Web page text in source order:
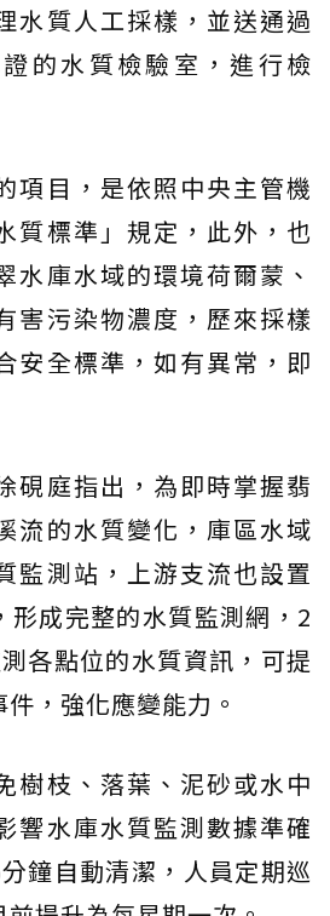
水質人工採樣，並送通過
的水質檢驗室，進行檢
項目，是依照中央主管機
質標準」規定，此外，也
水庫水域的環境荷爾蒙、
害污染物濃度，歷來採樣
安全標準，如有異常，即
硯庭指出，為即時掌握翡
流的水質變化，庫區水域
監測站，上游支流也設置
形成完整的水質監測網，2
各點位的水質資訊，可提
，強化應變能力。
樹枝、落葉、泥砂或水中
響水庫水質監測數據準確
鐘自動清潔，人員定期巡